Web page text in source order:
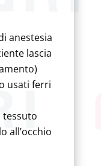
anestesia
lascia
usati ferri
tessuto
all’occhio